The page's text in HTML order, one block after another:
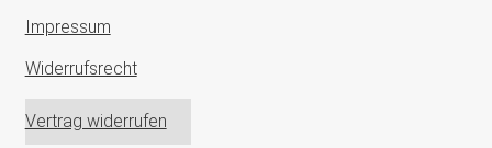
Impressum
Widerrufsrecht
Vertrag widerrufen